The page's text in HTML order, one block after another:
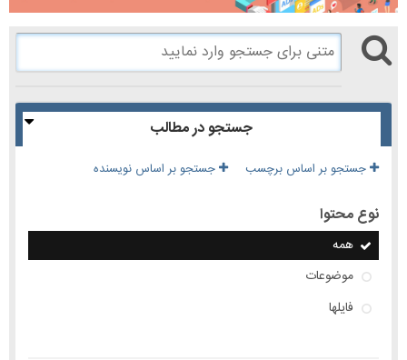
جستجو در مطالب
جستجو بر اساس برچسب جستجو بر اساس نویسنده
نوع محتوا
همه
موضوعات
فایلها